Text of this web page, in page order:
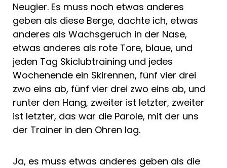
Neugier. Es muss noch etwas anderes
geben als diese Berge, dachte ich, etwas
anderes als Wachsgeruch in der Nase,
etwas anderes als rote Tore, blaue, und
jeden Tag Skiclubtraining und jedes
Wochenende ein Skirennen, fünf vier drei
zwo eins ab, fünf vier drei zwo eins ab, und
runter den Hang, zweiter ist letzter, zweiter
ist letzter, das war die Parole, mit der uns
der Trainer in den Ohren lag.
Ja, es muss etwas anderes geben als die